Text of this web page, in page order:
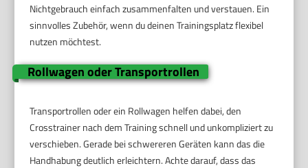
Nichtgebrauch einfach zusammenfalten und verstauen. Ein
sinnvolles Zubehör, wenn du deinen Trainingsplatz flexibel
nutzen möchtest.
Rollwagen oder Transportrollen
Transportrollen oder ein Rollwagen helfen dabei, den
Crosstrainer nach dem Training schnell und unkompliziert zu
verschieben. Gerade bei schwereren Geräten kann das die
Handhabung deutlich erleichtern. Achte darauf, dass das